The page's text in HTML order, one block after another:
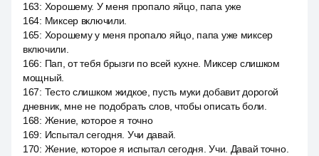
163: Хорошему. У меня пропало яйцо, папа уже
164: Миксер включили.
165: Хорошему у меня пропало яйцо, папа уже миксер
включили.
166: Пап, от тебя брызги по всей кухне. Миксер слишком
мощный.
167: Тесто слишком жидкое, пусть муки добавит дорогой
дневник, мне не подобрать слов, чтобы описать боли.
168: Жение, которое я точно
169: Испытал сегодня. Учи давай.
170: Жение, которое я испытал сегодня. Учи. Давай точно.